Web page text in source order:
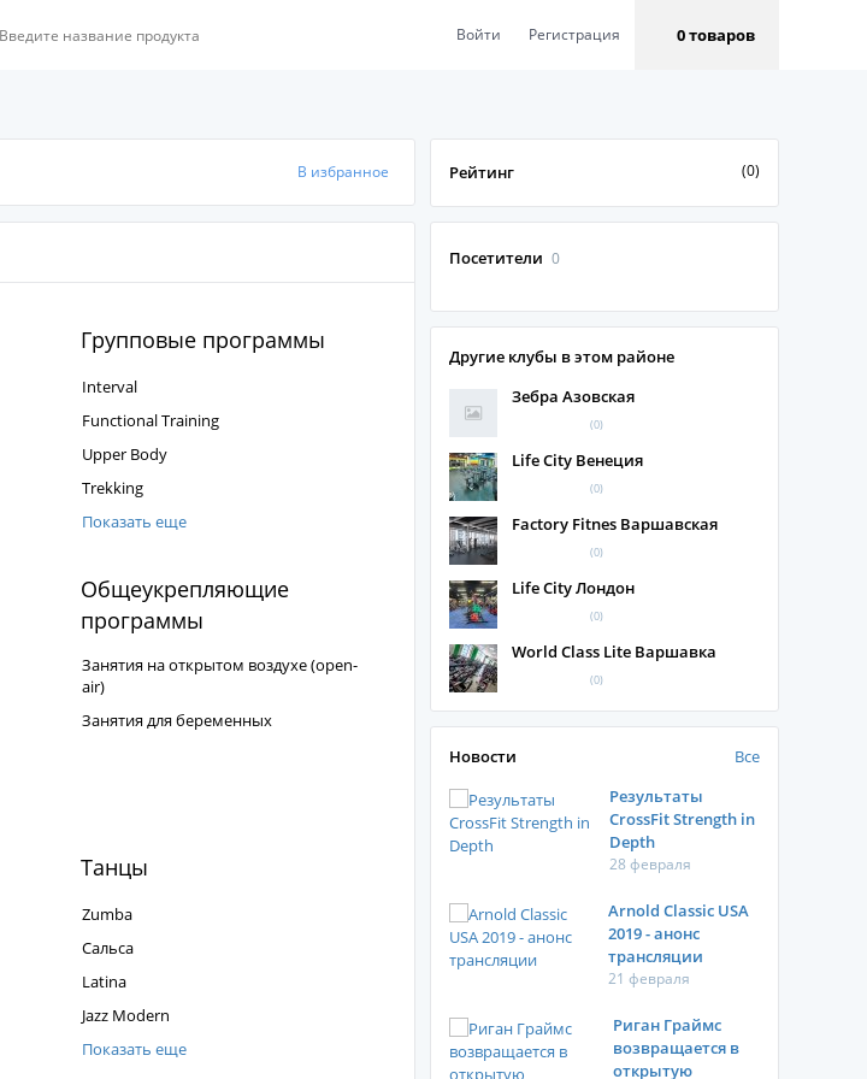
Войти Регистрация 0 товаров
В избранное Рейтинг (0)
Групповые программы
Interval
Functional Training
Upper Body
Trekking
Показать еще
Общеукрепляющие
программы
Занятия на открытом воздухе (open-
air)
Занятия для беременных
Танцы
Zumba
Сальса
Latina
Jazz Modern
Показать еще
Посетители 0
Другие клубы в этом районе
Зебра Азовская
(0)
Life City Венеция
(0)
Factory Fitnes Варшавская
(0)
Life City Лондон
(0)
World Class Lite Варшавка
(0)
Новости
Все
Результаты
CrossFit Strength in
Depth
28 февраля
Arnold Classic USA
2019 - анонс
трансляции
21 февраля
Риган Граймс
возвращается в
открытую